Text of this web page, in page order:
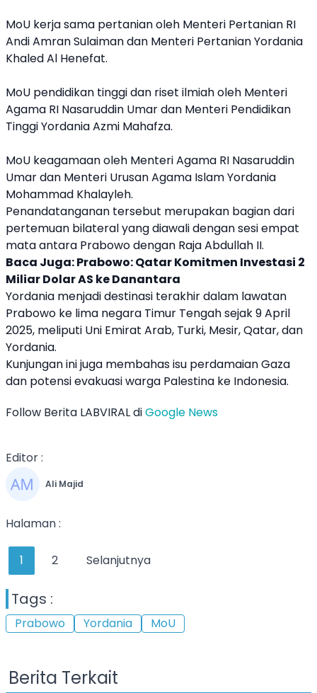
MoU kerja sama pertanian oleh Menteri Pertanian RI
Andi Amran Sulaiman dan Menteri PertanianYordania
Khaled Al Henefat.
MoU pendidikan tinggi dan riset ilmiah oleh Menteri
Agama RI Nasaruddin Umar dan Menteri Pendidikan
TinggiYordaniaAzmi Mahafza.
MoU keagamaan oleh Menteri Agama RI Nasaruddin
Umar dan Menteri Urusan Agama IslamYordania
Mohammad Khalayleh.
Penandatanganan tersebut merupakan bagian dari
pertemuan bilateral yang diawali dengan sesi empat
mata antara Prabowodengan Raja Abdullah II.
Baca Juga:Prabowo: Qatar Komitmen Investasi 2
Miliar Dolar AS ke Danantara
Yordania menjadi destinasi terakhir dalam lawatan
Prabowo ke lima negara Timur Tengah sejak 9 April
2025, meliputi Uni Emirat Arab, Turki, Mesir, Qatar, dan
Yordania.
Kunjungan ini juga membahas isu perdamaian Gaza
dan potensi evakuasi warga Palestina ke Indonesia.
Follow Berita LABVIRAL diGoogle News
Editor :
Ali Majid
Halaman :
1 2 Selanjutnya
Tags :
Prabowo Yordania MoU
Berita Terkait